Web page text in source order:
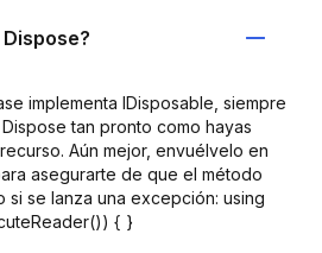
implementa IDisposable, siempre
tan pronto como hayas
Aún mejor, envuélvelo en
asegurarte de que el método
si se lanza una excepción: using
{ }